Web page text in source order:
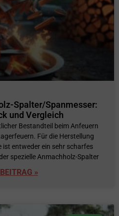
Spalter/Spanmesser:
und Vergleich
Bestandteil beim Anfeuern
Für die Herstellung
ist entweder ein sehr scharfes
spezielle Anmachholz-Spalter
»